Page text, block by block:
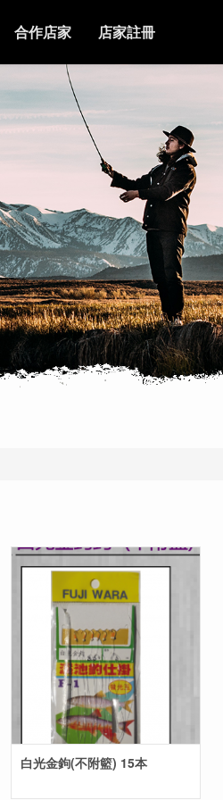
合作店家 店家註冊
白光金鉤(不附籃) 15本